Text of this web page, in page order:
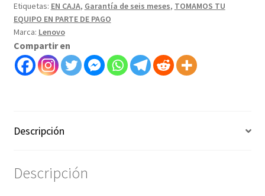
Etiquetas: EN CAJA, Garantía de seis meses, TOMAMOS TU
EQUIPO EN PARTE DE PAGO
Marca: Lenovo
Compartir en
Descripción
Descripción